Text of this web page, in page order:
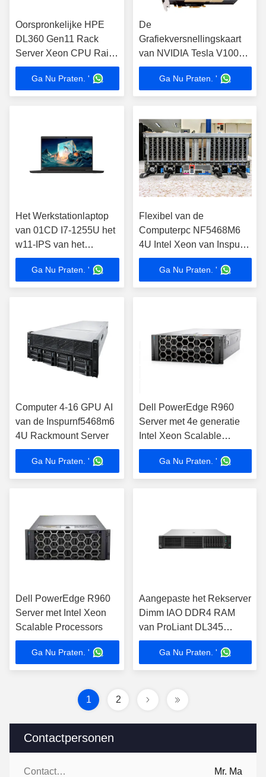
Contactpersonen
Contactpersonen: Mr. Ma
Oorspronkelijke HPE
DL360 Gen11 Rack
Server Xeon CPU Raid
Card Customized Server
Oorspronkelijke HPE 1U
Rack Server
Ga Nu Praten. '
De
Grafiekversnellingskaart
van NVIDIA Tesla V100
32G gPU voor
Werkstationserver
Ga Nu Praten. '
Het Werkstationlaptop
van 01CD I7-1255U het
w11-IPS van het
Computernotitieboekje
S2-2022 16G 512G
Ga Nu Praten. '
Flexibel van de
Computerpc NF5468M6
4U Intel Xeon van Inspur
Rackmount Goud 5317
8SFFGa Nu Praten. '
Computer 4-16 GPU AI
van de Inspurnf5468m6
4U Rackmount Server
Ga Nu Praten. '
Dell PowerEdge R960
Server met 4e generatie
Intel Xeon Scalable
Processors
Ga Nu Praten. '
Dell PowerEdge R960
Server met Intel Xeon
Scalable Processors
Ga Nu Praten. '
Aangepaste het Rekserver
Dimm IAO DDR4 RAM
van ProLiant DL345
Gen10 HPE
Ga Nu Praten. '
1 2